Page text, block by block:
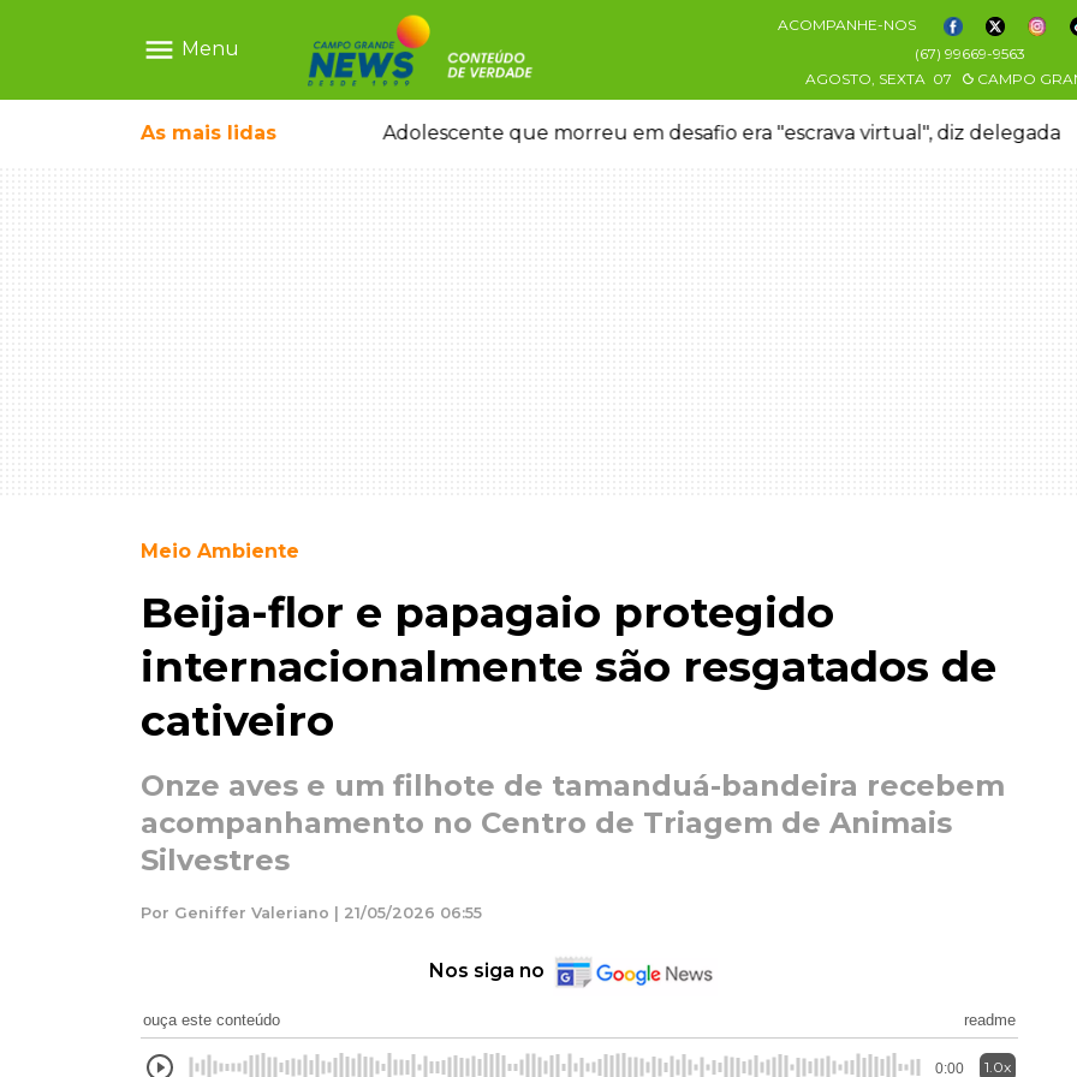
menu Menu
ACOMPANHE-NOS
(67) 99669-9563
AGOSTO, SEXTA 07 CAMPO
As mais lidas
ganhar dia oficial em MS Adolescente que morreu em desafio era "escrava virtual", diz delegada
Meio Ambiente
Beija-flor e papagaio protegido
internacionalmente são resgatados de
cativeiro
Onze aves e um filhote de tamanduá-bandeira recebem
acompanhamento no Centro de Triagem de Animais
Silvestres
Por Geniffer Valeriano | 21/05/2026 06:55
Nos siga no
ouça este conteúdo readme
0:00 1.0x